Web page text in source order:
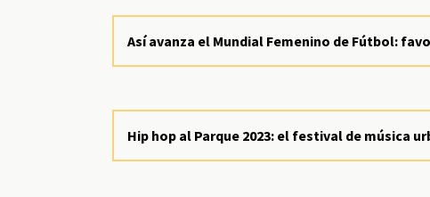
Así avanza el Mundial Femenino de Fútbol:
Hip hop al Parque 2023: el festival de música